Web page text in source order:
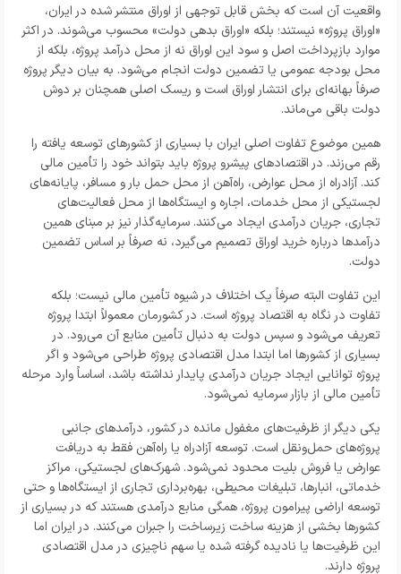
واقعیت آن است که بخش قابل توجهی از اوراق منتشر شده در ایران،
«اوراق پروژه» نیستند؛ بلکه «اوراق بدهی دولت» محسوب می‌شوند. در اکثر
موارد بازپرداخت اصل و سود این اوراق نه از محل درآمد پروژه، بلکه از
محل بودجه عمومی یا تضمین دولت انجام می‌شود. به بیان دیگر پروژه
صرفاً بهانه‌ای برای انتشار اوراق است و ریسک اصلی همچنان بر دوش
دولت باقی می‌ماند.
همین موضوع تفاوت اصلی ایران با بسیاری از کشورهای توسعه‌ یافته را
رقم می‌زند. در اقتصادهای پیشرو پروژه باید بتواند خود را تأمین مالی
کند. آزادراه از محل عوارض، راه‌آهن از محل حمل بار و مسافر، پایانه‌های
لجستیکی از محل خدمات، اجاره و ایستگاه‌ها از محل فعالیت‌های
تجاری، جریان درآمدی ایجاد می‌کنند. سرمایه‌گذار نیز بر مبنای همین
درآمدها درباره خرید اوراق تصمیم می‌گیرد، نه صرفاً بر اساس تضمین
دولت.
این تفاوت البته صرفاً یک اختلاف در شیوه تأمین مالی نیست؛ بلکه
تفاوت در نگاه به اقتصاد پروژه است. در کشورمان معمولاً ابتدا پروژه
تعریف می‌شود و سپس دولت به دنبال تأمین منابع آن می‌رود. در
بسیاری از کشورها اما ابتدا مدل اقتصادی پروژه طراحی می‌شود و اگر
پروژه توانایی ایجاد جریان درآمدی پایدار نداشته باشد، اساساً وارد مرحله
تأمین مالی از بازار سرمایه نمی‌شود.
یکی دیگر از ظرفیت‌های مغفول مانده در کشور، درآمدهای جانبی
پروژه‌های حمل‌ونقل است. توسعه آزادراه یا راه‌آهن فقط به دریافت
عوارض یا فروش بلیت محدود نمی‌شود. شهرک‌های لجستیکی، مراکز
خدماتی، انبارها، تبلیغات محیطی، بهره‌برداری تجاری از ایستگاه‌ها و حتی
توسعه اراضی پیرامون پروژه، همگی منابع درآمدی هستند که در بسیاری از
کشورها بخشی از هزینه ساخت زیرساخت را جبران می‌کنند. در ایران اما
این ظرفیت‌ها یا نادیده گرفته شده‌ یا سهم ناچیزی در مدل اقتصادی
پروژه دارند.